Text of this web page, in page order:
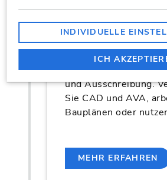
Kosten planen und
ausschreiben im
BIM lebt von
bieten Ihnen Lösungen
modellbasierte
und Ausschreibung.
Sie CAD und AVA,
Bauplänen oder
MEHR ERFAHREN
INDIVIDUELLE
ICH